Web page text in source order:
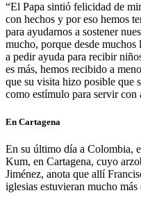
“El Papa sintió felicidad de
con hechos y por eso hemos
para ayudarnos a sostener
mucho, porque desde
a pedir ayuda para recibir
es más, hemos recibido a
que su visita hizo posible que
como estímulo para servir con
En Cartagena
En su último día a Colombia,
Kum, en Cartagena, cuyo
Jiménez, anota que allí
iglesias estuvieran mucho más